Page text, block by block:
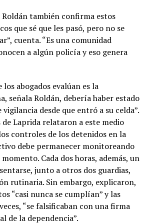
Roldán también confirma estos
que sé que les pasó, pero no se
cuenta. “Es una comunidad
a algún policía y eso genera
abogados evalúan es la
señala Roldán, debería haber estado
desde que entró a su celda”.
Laprida relataron a este medio
controles de los detenidos en la
debe permanecer monitoreando
Cada dos horas, además, un
junto a otros dos guardias,
rutinaria. Sin embargo, explicaron,
“casi nunca se cumplían” y las
“se falsificaban con una firma
de la dependencia”.